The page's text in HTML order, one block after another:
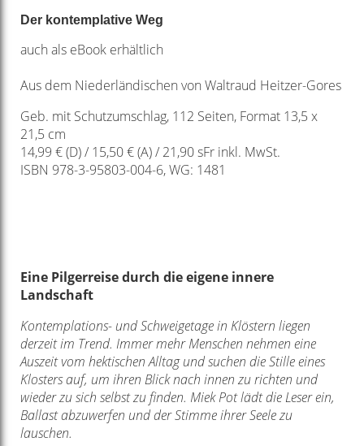
Der kontemplative Weg
auch als eBook erhältlich
Aus dem Niederländischen von Waltraud Heitzer-Gores
Geb. mit Schutzumschlag, 112 Seiten, Format 13,5 x
21,5 cm
14,99 € (D) / 15,50 € (A) / 21,90 sFr inkl. MwSt.
ISBN 978-3-95803-004-6, WG: 1481
Eine Pilgerreise durch die eigene innere
Landschaft
Kontemplations- und Schweigetage in Klöstern liegen
derzeit im Trend. Immer mehr Menschen nehmen eine
Auszeit vom hektischen Alltag und suchen die Stille eines
Klosters auf, um ihren Blick nach innen zu richten und
wieder zu sich selbst zu finden. Miek Pot lädt die Leser ein,
Ballast abzuwerfen und der Stimme ihrer Seele zu
lauschen.